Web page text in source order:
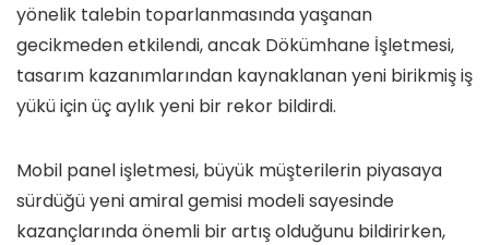
yönelik talebin toparlanmasında yaşanan
gecikmeden etkilendi, ancak Dökümhane İşletmesi,
tasarım kazanımlarından kaynaklanan yeni birikmiş iş
yükü için üç aylık yeni bir rekor bildirdi.
Mobil panel işletmesi, büyük müşterilerin piyasaya
sürdüğü yeni amiral gemisi modeli sayesinde
kazançlarında önemli bir artış olduğunu bildirirken,